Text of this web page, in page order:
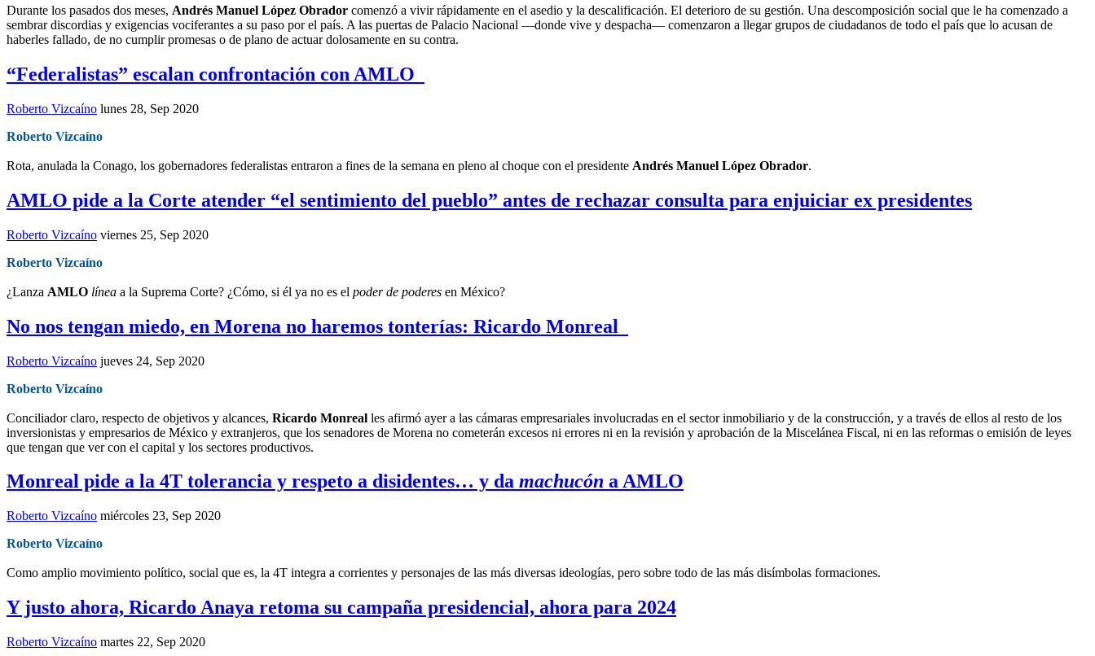
Durante los pasados dos meses, Andrés Manuel López Obrador comenzó a vivir rápidamente en el asedio y la descalificación. El deterioro de su gestión. Una descomposición social que le ha comenzado a
sembrar discordias y exigencias vociferantes a su paso por el país. A las puertas de Palacio Nacional —donde vive y despacha— comenzaron a llegar grupos de ciudadanos de todo el país que lo acusan de
haberles fallado, de no cumplir promesas o de plano de actuar dolosamente en su contra.
“Federalistas” escalan confrontación con AMLO
Roberto Vizcaíno lunes 28, Sep 2020
Roberto Vizcaíno
Rota, anulada la Conago, los gobernadores federalistas entraron a fines de la semana en pleno al choque con el presidente Andrés Manuel López Obrador.
AMLO pide a la Corte atender “el sentimiento del pueblo” antes de rechazar consulta para enjuiciar ex presidentes
Roberto Vizcaíno viernes 25, Sep 2020
Roberto Vizcaíno
¿Lanza AMLO línea a la Suprema Corte? ¿Cómo, si él ya no es el poder de poderes en México?
No nos tengan miedo, en Morena no haremos tonterías: Ricardo Monreal
Roberto Vizcaíno jueves 24, Sep 2020
Roberto Vizcaíno
Conciliador claro, respecto de objetivos y alcances, Ricardo Monreal les afirmó ayer a las cámaras empresariales involucradas en el sector inmobiliario y de la construcción, y a través de ellos al resto de los
inversionistas y empresarios de México y extranjeros, que los senadores de Morena no cometerán excesos ni errores ni en la revisión y aprobación de la Miscelánea Fiscal, ni en las reformas o emisión de leyes
que tengan que ver con el capital y los sectores productivos.
Monreal pide a la 4T tolerancia y respeto a disidentes… y da machucón a AMLO
Roberto Vizcaíno miércoles 23, Sep 2020
Roberto Vizcaíno
Como amplio movimiento político, social que es, la 4T integra a corrientes y personajes de las más diversas ideologías, pero sobre todo de las más disímbolas formaciones.
Y justo ahora, Ricardo Anaya retoma su campaña presidencial, ahora para 2024
Roberto Vizcaíno martes 22, Sep 2020